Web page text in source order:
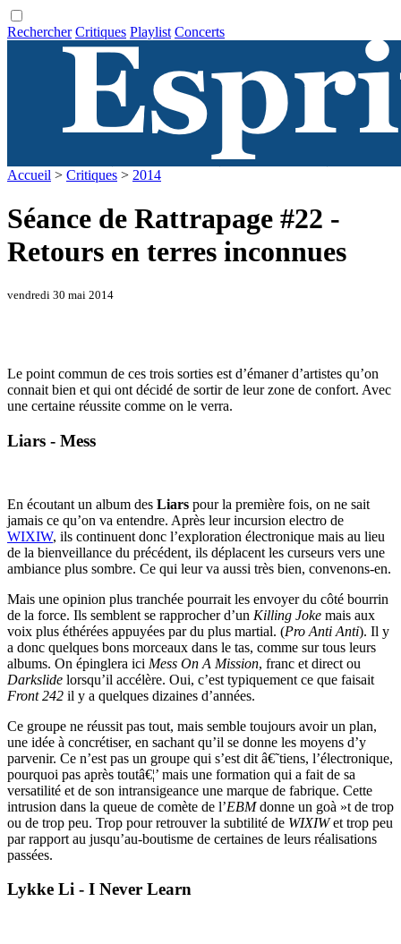
Rechercher Critiques Playlist Concerts
Accueil > Critiques > 2014
Séance de Rattrapage #22 -
Retours en terres inconnues
vendredi 30 mai 2014
Le point commun de ces trois sorties est d’émaner d’artistes qu’on
connait bien et qui ont décidé de sortir de leur zone de confort. Avec
une certaine réussite comme on le verra.
Liars - Mess
En écoutant un album des Liars pour la première fois, on ne sait
jamais ce qu’on va entendre. Après leur incursion electro de
WIXIW, ils continuent donc l’exploration électronique mais au lieu
de la bienveillance du précédent, ils déplacent les curseurs vers une
ambiance plus sombre. Ce qui leur va aussi très bien, convenons-en.
Mais une opinion plus tranchée pourrait les envoyer du côté bourrin
de la force. Ils semblent se rapprocher d’un Killing Joke mais aux
voix plus éthérées appuyées par du plus martial. (Pro Anti Anti). Il y
a donc quelques bons morceaux dans le tas, comme sur tous leurs
albums. On épinglera ici Mess On A Mission, franc et direct ou
Darkslide lorsqu’il accélère. Oui, c’est typiquement ce que faisait
Front 242 il y a quelques dizaines d’années.
Ce groupe ne réussit pas tout, mais semble toujours avoir un plan,
une idée à concrétiser, en sachant qu’il se donne les moyens d’y
parvenir. Ce n’est pas un groupe qui s’est dit â€˜tiens, l’électronique,
pourquoi pas après toutâ€¦’ mais une formation qui a fait de sa
versatilité et de son intransigeance une marque de fabrique. Cette
intrusion dans la queue de comète de l’EBMdonne un goà »t de trop
ou de trop peu. Trop pour retrouver la subtilité de WIXIWet trop peu
par rapport au jusqu’au-boutisme de certaines de leurs réalisations
passées.
Lykke Li - I Never Learn